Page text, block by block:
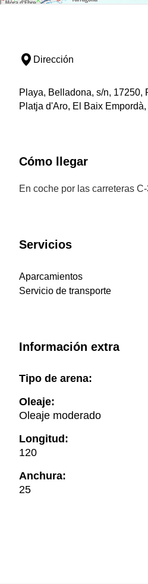
Dirección
Playa, Belladona, s/n, 17250,
Platja d'Aro, El Baix Empordà,
Cómo llegar
En coche por las carreteras
Servicios
Aparcamientos
Servicio de transporte
Información extra
Tipo de arena:
Oleaje:
Oleaje moderado
Longitud:
120
Anchura:
25